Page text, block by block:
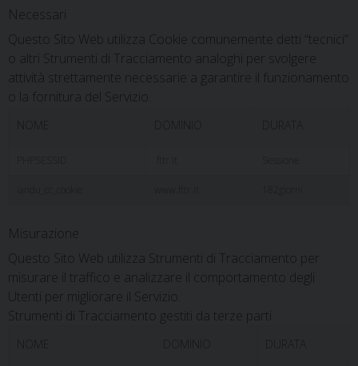
Necessari
Questo Sito Web utilizza Cookie comunemente detti “tecnici”
o altri Strumenti di Tracciamento analoghi per svolgere
attività strettamente necessarie a garantire il funzionamento
o la fornitura del Servizio.
Misurazione
Questo Sito Web utilizza Strumenti di Tracciamento per
misurare il traffico e analizzare il comportamento degli
Utenti per migliorare il Servizio.
Strumenti di Tracciamento gestiti da terze parti